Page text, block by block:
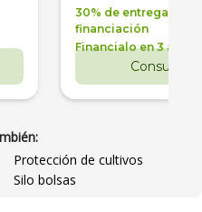
30% de entrega +
financiación
Financialo en 3 años
Consultar
Protección de cultivos
Silo bolsas